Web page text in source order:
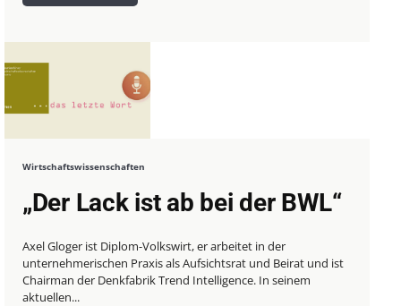
Wirtschaftswissenschaften
„Der Lack ist ab bei der BWL“
Axel Gloger ist Diplom-Volkswirt, er arbeitet in der
unternehmerischen Praxis als Aufsichtsrat und Beirat und ist
Chairman der Denkfabrik Trend Intelligence. In seinem
aktuellen...